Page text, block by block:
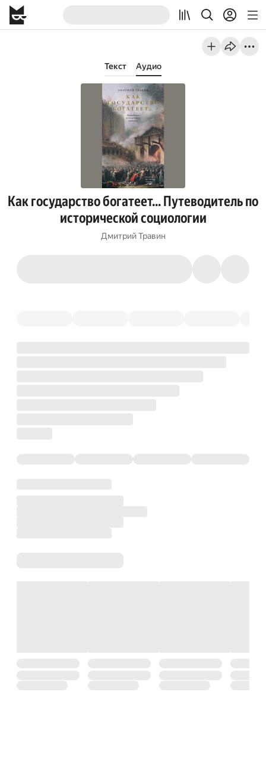
Текст Аудио
Как государство богатеет… Путеводитель по
исторической социологии
Дмитрий Травин